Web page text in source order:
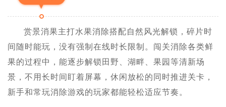
赏景消果主打水果消除搭配自然风光解锁，碎片时
间随时能玩，没有强制在线时长限制。闯关消除各类鲜
果的过程中，能逐步解锁田野、湖畔、果园等清新场
景，不用长时间盯着屏幕，休闲放松的同时推进关卡，
新手和常玩消除游戏的玩家都能轻松适应节奏。